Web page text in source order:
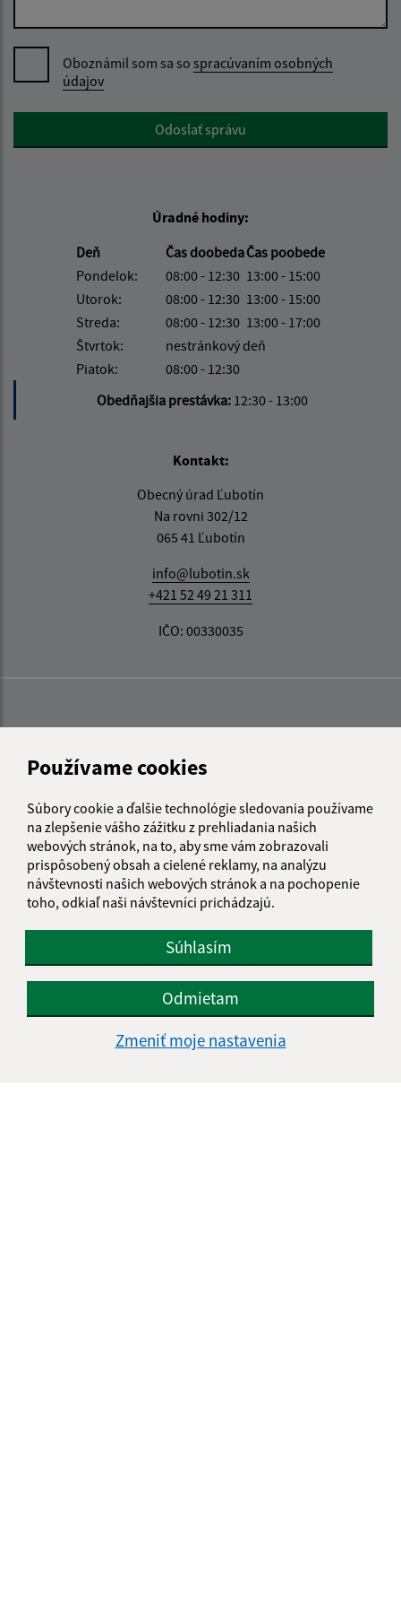
Používame cookies
Súbory cookie a ďalšie technológie sledovania používame
na zlepšenie vášho zážitku z prehliadania našich
webových stránok, na to, aby sme vám zobrazovali
prispôsobený obsah a cielené reklamy, na analýzu
návštevnosti našich webových stránok a na pochopenie
toho, odkiaľ naši návštevníci prichádzajú.
Súhlasím
Odmietam
Zmeniť moje nastavenia
Oboznámil som sa so spracúvaním osobných
údajov
Google reCaptcha ResponseOdoslať správu
Úradné hodiny:
Deň
Čas doobedaČas poobede
Pondelok:
08:00 - 12:30 13:00 - 15:00
Utorok:
08:00 - 12:30 13:00 - 15:00
Streda:
08:00 - 12:30 13:00 - 17:00
Štvrtok:
nestránkový deň
Piatok:
08:00 - 12:30
Obedňajšia prestávka: 12:30 - 13:00
Kontakt:
Obecný úrad Ľubotín
Na rovni 302/12
065 41 Ľubotín
info@lubotin.sk
+421 52 49 21 311
IČO: 00330035
Informácie o stránke:
Vyhlásenie o prístupnosti
Ochrana osobných údajov